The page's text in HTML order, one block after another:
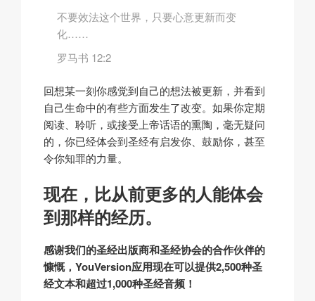
不要效法这个世界，只要心意更新而变
化……
罗马书 12:2
回想某一刻你感觉到自己的想法被更新，并看到
自己生命中的有些方面发生了改变。如果你定期
阅读、聆听，或接受上帝话语的熏陶，毫无疑问
的，你已经体会到圣经有启发你、鼓励你，甚至
令你知罪的力量。
现在，比从前更多的人能体会
到那样的经历。
感谢我们的圣经出版商和圣经协会的合作伙伴的
慷慨，YouVersion应用现在可以提供2,500种圣
经文本和超过1,000种圣经音频！